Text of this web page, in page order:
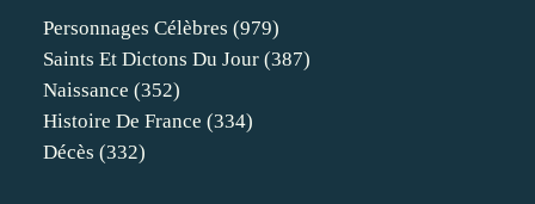
Personnages Célèbres (979)
Saints Et Dictons Du Jour (387)
Naissance (352)
Histoire De France (334)
Décès (332)